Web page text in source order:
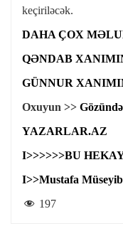
keçiriləcək.
DAHA ÇOX
QƏNDAB
GÜNNUR
Oxuyun >>
YAZARLAR.AZ
I>>>>>>BU
I>>Mustafa
197